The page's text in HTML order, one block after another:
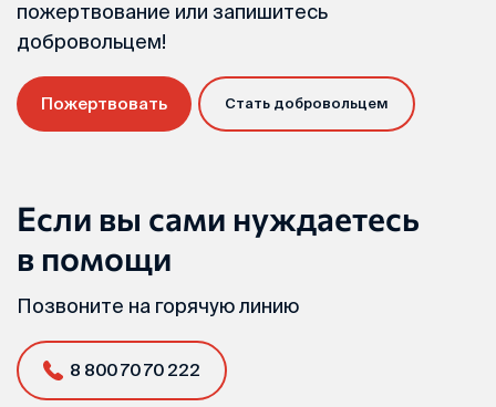
пожертвование или запишитесь
добровольцем!
Пожертвовать Стать добровольцем
Если вы сами нуждаетесь
в помощи
Позвоните на горячую линию
8 800 70 70 222